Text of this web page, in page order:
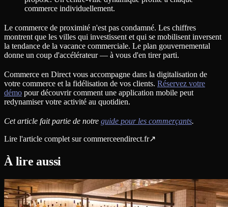
commerce individuellement.
Le commerce de proximité n'est pas condamné. Les chiffres
montrent que les villes qui investissent et qui se mobilisent inversent
la tendance de la vacance commerciale. Le plan gouvernemental
donne un coup d'accélérateur — à vous d'en tirer parti.
Commerce en Direct vous accompagne dans la digitalisation de
votre commerce et la fidélisation de vos clients. Réservez votre
démo pour découvrir comment une application mobile peut
redynamiser votre activité au quotidien.
Cet article fait partie de notre guide pour les commerçants.
Lire l'article complet sur commerceendirect.fr↗
À lire aussi